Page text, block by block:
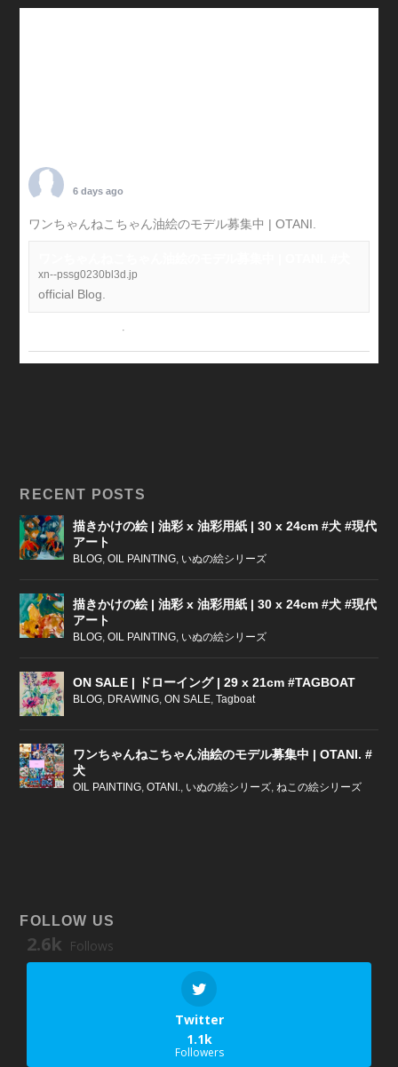
6 days ago
ワンちゃんねこちゃん油絵のモデル募集中 | OTANI.
xn--pssg0230bl3d.jp
official Blog.
·
RECENT POSTS
描きかけの絵 | 油彩 x 油彩用紙 | 30 x 24cm #犬 #現代
アート
BLOG,OIL PAINTING, いぬの絵シリーズ
描きかけの絵 | 油彩 x 油彩用紙 | 30 x 24cm #犬 #現代
アート
BLOG,OIL PAINTING, いぬの絵シリーズ
ON SALE | ドローイング | 29 x 21cm #TAGBOAT
BLOG, DRAWING,ON SALE,Tagboat
ワンちゃんねこちゃん油絵のモデル募集中 | OTANI. #
犬
OIL PAINTING,OTANI., いぬの絵シリーズ,ねこの絵シリーズ
FOLLOW US
2.6k Follows
Twitter
1.1k
Followers